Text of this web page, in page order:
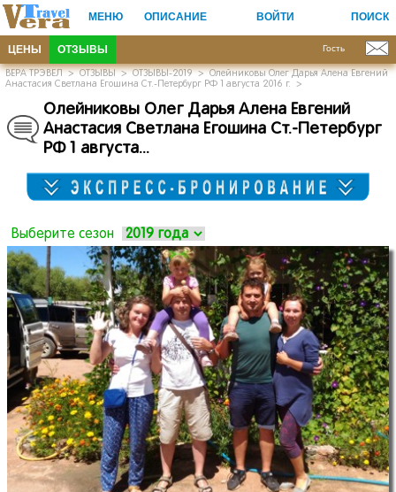
МЕНЮ ОПИСАНИЕ ВОЙТИ ПОИСК
ЦЕНЫ ОТЗЫВЫ Гость
ВЕРА ТРЭВЕЛ>ОТЗЫВЫ>ОТЗЫВЫ-2019>Олейниковы Олег Дарья Алена Евгений
Анастасия Светлана Егошина Ст.-Петербург РФ 1 августа 2016 г. >
Олейниковы Олег Дарья Алена Евгений
Анастасия Светлана Егошина Ст.-Петербург
РФ 1 августа...
Выберите сезон